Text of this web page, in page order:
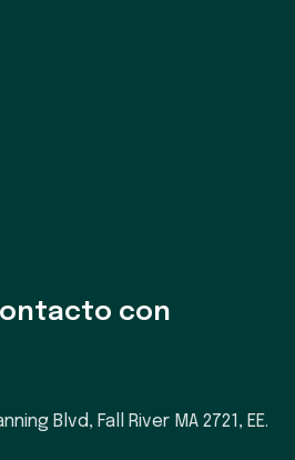
con
Blvd, Fall River MA 2721, EE.